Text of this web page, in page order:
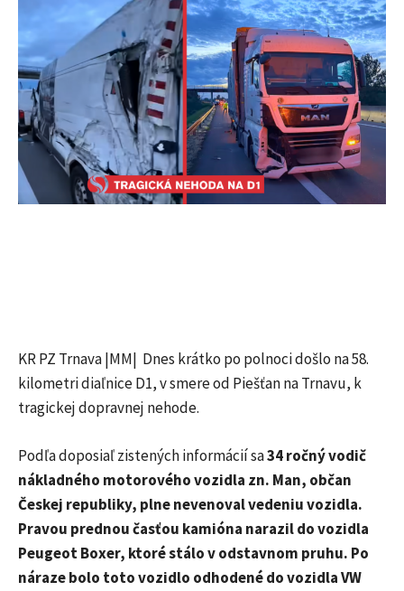
KR PZ Trnava |MM| Dnes krátko po polnoci došlo na 58.
kilometri diaľnice D1, v smere od Piešťan na Trnavu, k
tragickej dopravnej nehode.
Podľa doposiaľ zistených informácií sa34 ročný vodič
nákladného motorového vozidla zn. Man, občan
Českej republiky, plne nevenoval vedeniu vozidla.
Pravou prednou časťou kamióna narazil do vozidla
Peugeot Boxer, ktoré stálo v odstavnom pruhu. Po
náraze bolo toto vozidlo odhodené do vozidla VW